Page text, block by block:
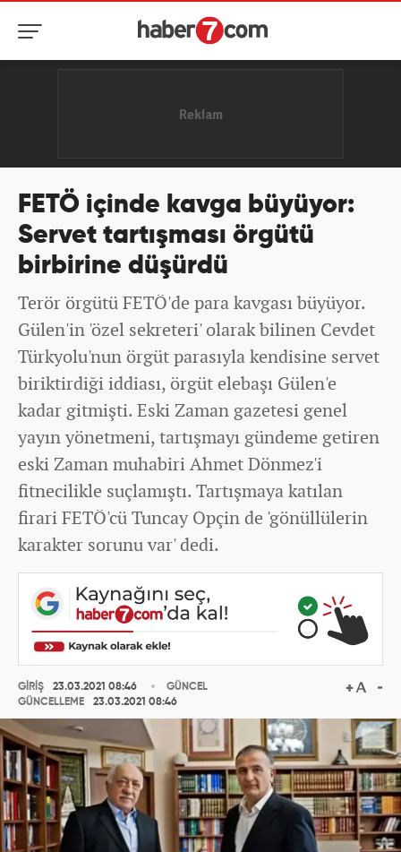
FETÖ içinde kavga büyüyor:
Servet tartışması örgütü
birbirine düşürdü
Terör örgütü FETÖ'de para kavgası büyüyor.
Gülen'in 'özel sekreteri' olarak bilinen Cevdet
Türkyolu'nun örgüt parasıyla kendisine servet
biriktirdiği iddiası, örgüt elebaşı Gülen'e
kadar gitmişti. Eski Zaman gazetesi genel
yayın yönetmeni, tartışmayı gündeme getiren
eski Zaman muhabiri Ahmet Dönmez'i
fitnecilikle suçlamıştı. Tartışmaya katılan
firari FETÖ'cü Tuncay Opçin de 'gönüllülerin
karakter sorunu var' dedi.
GİRİŞ
23.03.2021 08:46
GÜNCELLEME
23.03.2021 08:46
GÜNCEL